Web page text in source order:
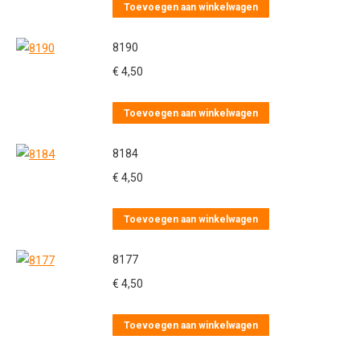
Toevoegen aan winkelwagen
8190
€ 4,50
Toevoegen aan winkelwagen
8184
€ 4,50
Toevoegen aan winkelwagen
8177
€ 4,50
Toevoegen aan winkelwagen